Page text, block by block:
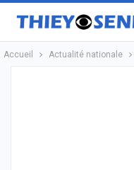
Accueil Actualité nationale